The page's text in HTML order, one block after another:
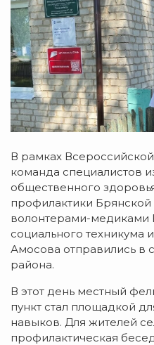
В рамках
команда специалистов
общественного
профилактики Брянской
волонтерами-медиками
социального
Амосова отправились в
района.
В этот день местный
пункт стал площадкой
навыков. Для жителей
профилактическая